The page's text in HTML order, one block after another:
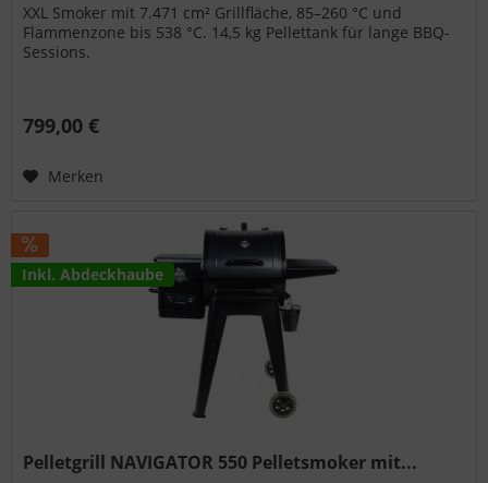
XXL Smoker mit 7.471 cm² Grillfläche, 85–260 °C und
Flammenzone bis 538 °C. 14,5 kg Pellettank für lange BBQ-
Sessions.
799,00 €
Merken
Inkl. Abdeckhaube
Pelletgrill NAVIGATOR 550 Pelletsmoker mit...